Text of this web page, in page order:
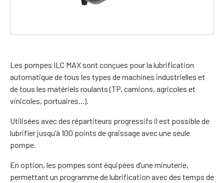
Les pompes ILC MAX sont conçues pour la lubrification
automatique de tous les types de machines industrielles et
de tous les matériels roulants (TP, camions, agricoles et
vinicoles, portuaires...).
Utilisées avec des répartiteurs progressifs il est possible de
lubrifier jusqu’à 100 points de graissage avec une seule
pompe.
En option, les pompes sont équipées d’une minuterie,
permettant un programme de lubrification avec des temps de